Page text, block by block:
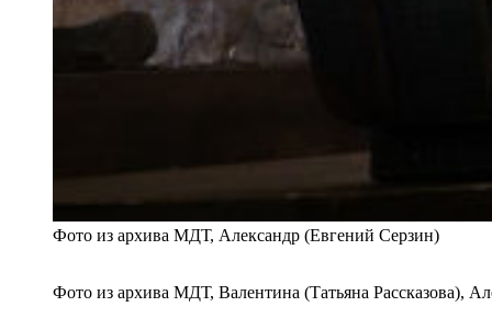
Фото из архива МДТ, Александр (Евгений Серзин)
Фото из архива МДТ, Валентина (Татьяна Рассказова),